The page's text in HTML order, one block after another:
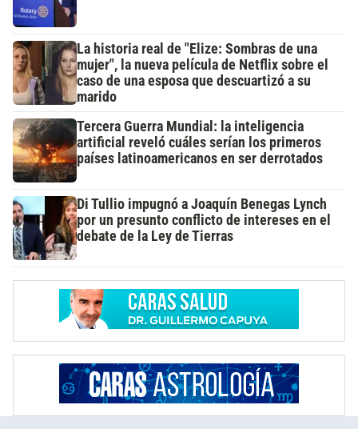
La historia real de "Elize: Sombras de una
mujer", la nueva película de Netflix sobre el
caso de una esposa que descuartizó a su
marido
Tercera Guerra Mundial: la inteligencia
artificial reveló cuáles serían los primeros
países latinoamericanos en ser derrotados
Di Tullio impugnó a Joaquín Benegas Lynch
por un presunto conflicto de intereses en el
debate de la Ley de Tierras